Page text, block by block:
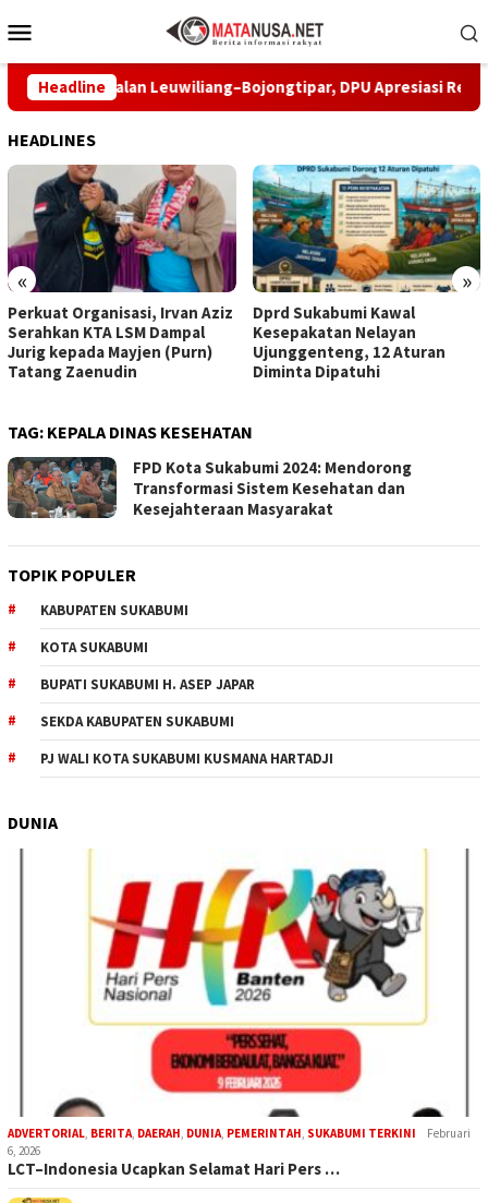
ke
Mobile
Headline
Jalan Leuwiliang–Bojongtipar, DPU Apresiasi Respons
HEADLINES
« »
Perkuat Organisasi, Irvan Aziz
Serahkan KTA LSM Dampal
Jurig kepada Mayjen (Purn)
Tatang Zaenudin
Dprd Sukabumi Kawal
Kesepakatan Nelayan
Ujunggenteng, 12 Aturan
Diminta Dipatuhi
TAG: KEPALA DINAS KESEHATAN
FPD Kota Sukabumi 2024: Mendorong
Transformasi Sistem Kesehatan dan
Kesejahteraan Masyarakat
TOPIK POPULER
KABUPATEN SUKABUMI
KOTA SUKABUMI
BUPATI SUKABUMI H. ASEP JAPAR
SEKDA KABUPATEN SUKABUMI
PJ WALI KOTA SUKABUMI KUSMANA HARTADJI
DUNIA
ADVERTORIAL, BERITA, DAERAH, DUNIA, PEMERINTAH, SUKABUMI TERKINI
Februari
6, 2026
LCT–Indonesia Ucapkan Selamat Hari Pers …